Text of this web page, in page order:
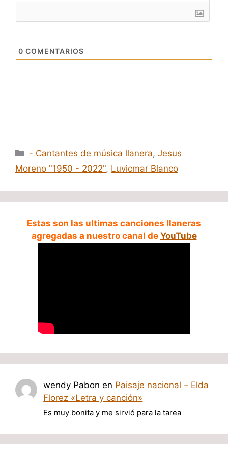
0 COMENTARIOS
Categorías
- Cantantes de música llanera,Jesus
Moreno "1950 - 2022", Luvicmar Blanco
Estas son las ultimas canciones llaneras
agregadas a nuestro canal de YouTube
wendy Pabon en Paisaje nacional – Elda
Florez «Letra y canción»
Es muy bonita y me sirvió para la tarea